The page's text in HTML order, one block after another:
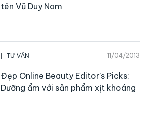
tên Vũ Duy Nam
TƯ VẤN 11/04/2013
Đẹp Online Beauty Editor’s Picks:
Dưỡng ẩm với sản phẩm xịt khoáng